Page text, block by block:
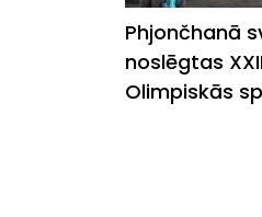
Phjončhanā
noslēgtas
Olimpiskās